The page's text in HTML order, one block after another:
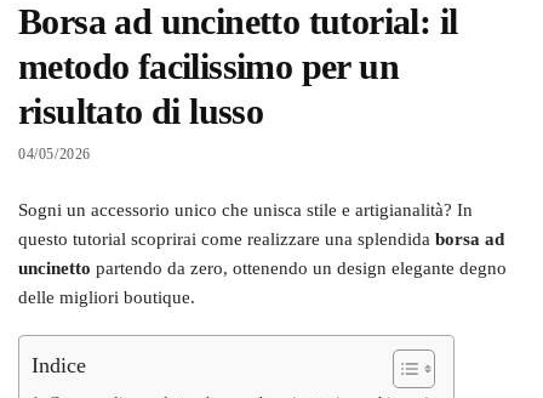
Borsa ad uncinetto tutorial: il
metodo facilissimo per un
risultato di lusso
04/05/2026
Sogni un accessorio unico che unisca stile e artigianalità? In
questo tutorial scoprirai come realizzare una splendida borsa ad
uncinetto partendo da zero, ottenendo un design elegante degno
delle migliori boutique.
Indice